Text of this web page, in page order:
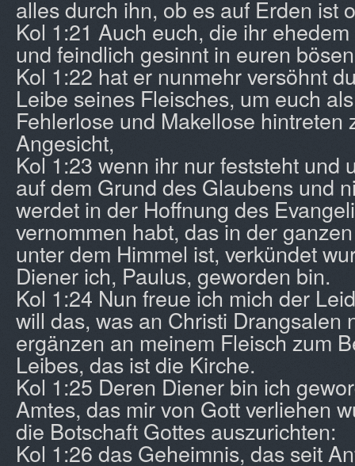
alles durch ihn, ob es auf Erden ist
Kol 1:21 Auch euch, die ihr
und feindlich gesinnt in euren
Kol 1:22 hat er nunmehr versöhnt
Leibe seines Fleisches, um euch
Fehlerlose und Makellose hintreten
Angesicht,
Kol 1:23 wenn ihr nur feststeht und
auf dem Grund des Glaubens und
werdet in der Hoffnung des
vernommen habt, das in der
unter dem Himmel ist, verkündet
Diener ich, Paulus, geworden bin.
Kol 1:24 Nun freue ich mich der
will das, was an Christi Drangsalen
ergänzen an meinem Fleisch zum
Leibes, das ist die Kirche.
Kol 1:25 Deren Diener bin ich
Amtes, das mir von Gott verliehen
die Botschaft Gottes auszurichten:
Kol 1:26 das Geheimnis, das seit